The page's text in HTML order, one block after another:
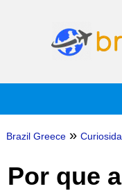
Brazil Greece »
Por que